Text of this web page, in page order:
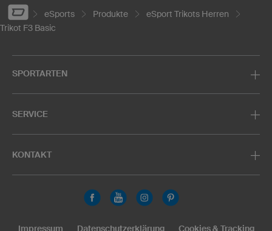
eSports Produkte
eSport Trikots Herren
Trikot F3 Basic
SPORTARTEN
SERVICE
KONTAKT
Impressum Datenschutzerklärung Cookies & Tracking